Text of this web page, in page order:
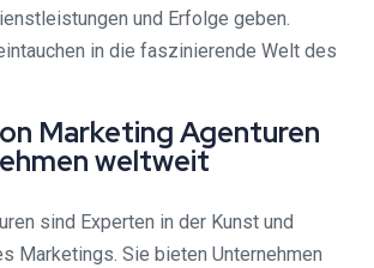
und Erfolge geben.
in die faszinierende Welt des
Marketing Agenturen
weltweit
sind Experten in der Kunst und
Marketings. Sie bieten Unternehmen